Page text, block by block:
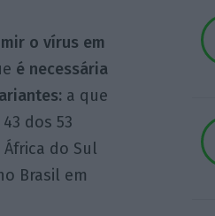
o vírus em
é necessária
a que
dos 53
do Sul
Brasil em